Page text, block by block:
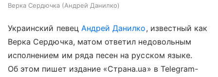
Верка Сердючка (Андрей Данилко)
Украинский певец Андрей Данилко, известный как
Верка Сердючка, матом ответил недовольным
исполнением им ряда песен на русском языке.
Об этом пишет издание «Страна.ua» в Telegram-